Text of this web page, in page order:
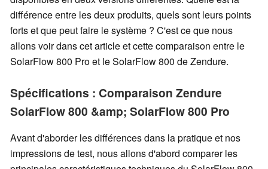
différence entre les deux produits, quels sont leurs points
forts et que peut faire le système ? C'est ce que nous
allons voir dans cet article et cette comparaison entre le
SolarFlow 800 Pro et le SolarFlow 800 de Zendure.
Spécifications : Comparaison Zendure
SolarFlow 800 &amp; SolarFlow 800 Pro
Avant d'aborder les différences dans la pratique et nos
impressions de test, nous allons d'abord comparer les